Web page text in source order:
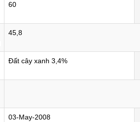
60
45,8
Đất cây xanh 3,4%
03-May-2008